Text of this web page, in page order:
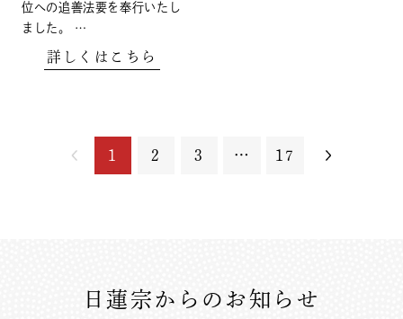
位への追善法要を奉行いたし
ました。 …
詳しくはこちら
1 2 3 … 17
日蓮宗からのお知らせ